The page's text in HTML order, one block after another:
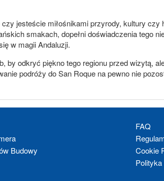
jesteście miłośnikami przyrody, kultury czy
smakach, dopełni doświadczenia tego
w magii Andaluzji.
by odkryć piękno tego regionu przed wizytą,
podróży do San Roque na pewno nie
Budowy
FAQ
Cookie